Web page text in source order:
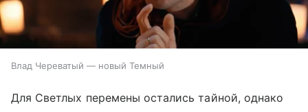
Влад Череватый — новый Темный
Для Светлых перемены остались тайной, однако